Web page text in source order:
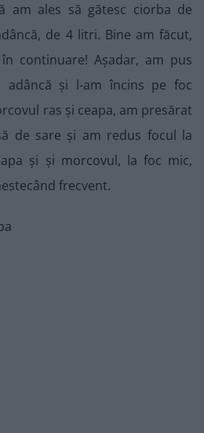
am ales să gătesc ciorba de
de 4 litri. Bine am făcut,
continuare! Așadar, am pus
adâncă și l-am încins pe foc
ras și ceapa, am presărat
de sare și am redus focul la
și și morcovul, la foc mic,
frecvent.